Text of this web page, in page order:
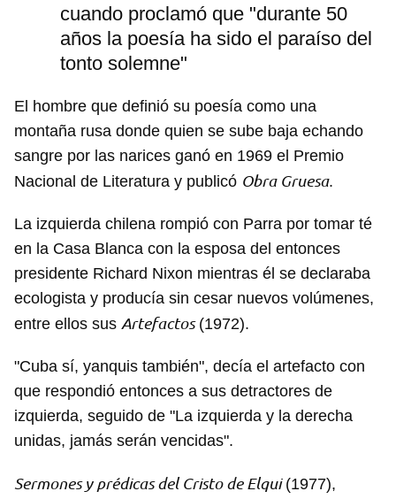
cuando proclamó que "durante 50
años la poesía ha sido el paraíso del
tonto solemne"
El hombre que definió su poesía como una
montaña rusa donde quien se sube baja echando
sangre por las narices ganó en 1969 el Premio
Nacional de Literatura y publicó Obra Gruesa.
La izquierda chilena rompió con Parra por tomar té
en la Casa Blanca con la esposa del entonces
presidente Richard Nixon mientras él se declaraba
ecologista y producía sin cesar nuevos volúmenes,
entre ellos sus Artefactos(1972).
"Cuba sí, yanquis también", decía el artefacto con
que respondió entonces a sus detractores de
izquierda, seguido de "La izquierda y la derecha
unidas, jamás serán vencidas".
Sermones y prédicas del Cristo de Elqui(1977),